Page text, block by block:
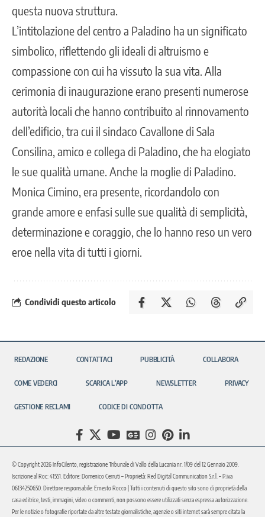
questa nuova struttura.
L’intitolazione del centro a Paladino ha un significato
simbolico, riflettendo gli ideali di altruismo e
compassione con cui ha vissuto la sua vita. Alla
cerimonia di inaugurazione erano presenti numerose
autorità locali che hanno contribuito al rinnovamento
dell’edificio, tra cui il sindaco Cavallone di Sala
Consilina, amico e collega di Paladino, che ha elogiato
le sue qualità umane. Anche la moglie di Paladino.
Monica Cimino, era presente, ricordandolo con
grande amore e enfasi sulle sue qualità di semplicità,
determinazione e coraggio, che lo hanno reso un vero
eroe nella vita di tutti i giorni.
Condividi questo articolo
REDAZIONE CONTATTACI PUBBLICITÀ COLLABORA
COME VEDERCI SCARICA L’APP NEWSLETTER PRIVACY
GESTIONE RECLAMI CODICE DI CONDOTTA
© Copyright 2026 InfoCilento, registrazione Tribunale di Vallo della Lucania nr. 1/09 del 12 Gennaio 2009.
Iscrizione al Roc: 41551. Editore: Domenico Cerruti – Proprietà: Red Digital Communication S.r.l. – P.iva
06134250650. Direttore responsabile: Ernesto Rocco | Tutti i contenuti di questo sito sono di proprietà della
casa editrice, testi, immagini, video o commenti, non possono essere utilizzati senza espressa autorizzazione.
Per le notizie o fotografie riportate da altre testate giornalistiche, agenzie o siti internet sarà sempre citata la